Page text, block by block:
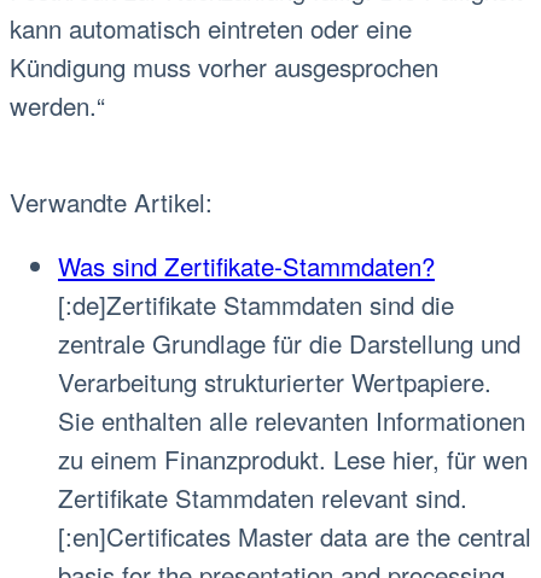
kann automatisch eintreten oder eine
Kündigung muss vorher ausgesprochen
werden.“
Verwandte Artikel:
Was sind Zertifikate-Stammdaten?
[:de]Zertifikate Stammdaten sind die
zentrale Grundlage für die Darstellung und
Verarbeitung strukturierter Wertpapiere.
Sie enthalten alle relevanten Informationen
zu einem Finanzprodukt. Lese hier, für wen
Zertifikate Stammdaten relevant sind.
[:en]Certificates Master data are the central